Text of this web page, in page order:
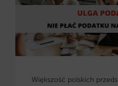
Większość polskich